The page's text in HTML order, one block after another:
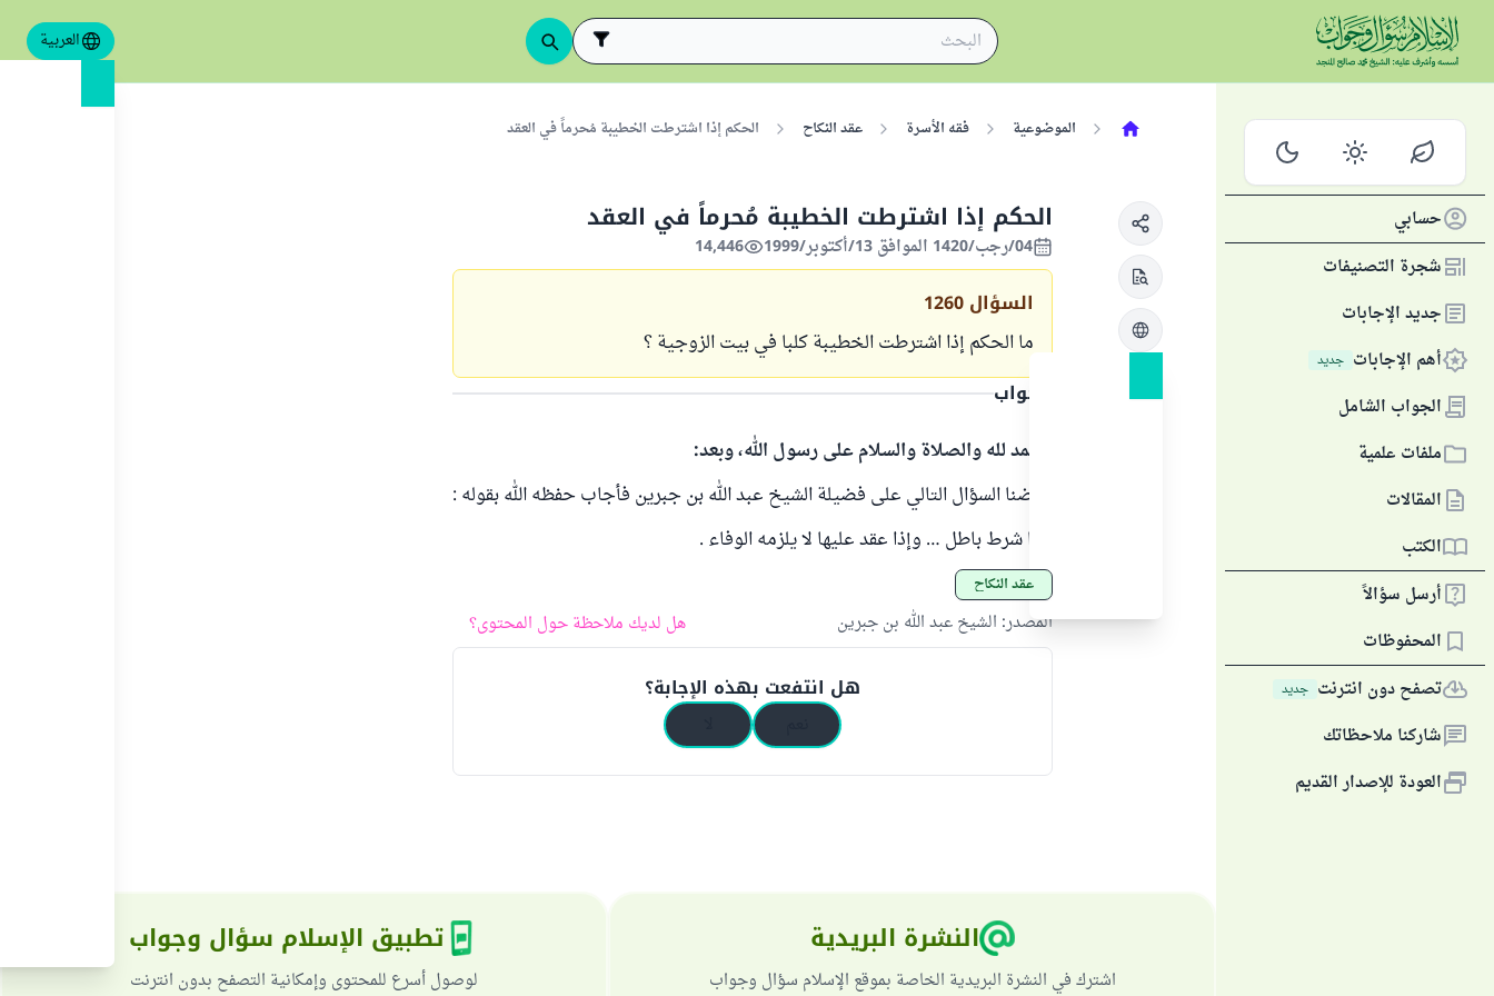
العربية
حسابي
شجرة التصنيفات
جديد الإجابات
أهم الإجابات جديد
الجواب الشامل
ملفات علمية
المقالات
الكتب
أرسل سؤالاً
المحفوظات
تصفح دون انترنت جديد
شاركنا ملاحظاتك
العودة للإصدار القديم
الموضوعية فقه الأسرة عقد النكاح الحكم إذا اشترطت الخطيبة مُحرماً في العقد
الحكم إذا اشترطت الخطيبة مُحرماً في العقد
04/رجب/1420 الموافق 13/أكتوبر/1999 14,446
السؤال 1260
ما الحكم إذا اشترطت الخطيبة كلبا في بيت الزوجية ؟
الجواب
الحمد لله والصلاة والسلام على رسول الله، وبعد:
عرضنا السؤال التالي على فضيلة الشيخ عبد الله بن جبرين فأجاب حفظه الله بقوله :
هذا شرط باطل … وإذا عقد عليها لا يلزمه الوفاء .
عقد النكاح
المصدر: الشيخ عبد الله بن جبرين هل لديك ملاحظة حول المحتوى؟
هل انتفعت بهذه الإجابة؟
النشرة البريدية
اشترك في النشرة البريدية الخاصة بموقع الإسلام سؤال وجواب
تطبيق الإسلام سؤال وجواب
لوصول أسرع للمحتوى وإمكانية التصفح بدون انترنت